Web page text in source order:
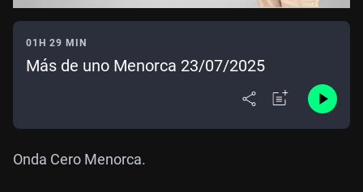
01H 29 MIN
Más de uno Menorca 23/07/2025
Onda Cero Menorca.